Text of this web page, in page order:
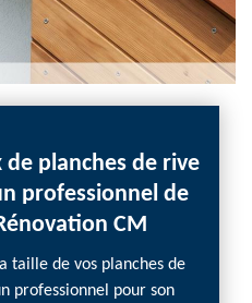
de planches de rive
professionnel de
CM
taille de vos planches de
professionnel pour son